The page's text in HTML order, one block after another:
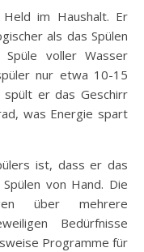
im Haushalt. Er
als das Spülen
voller Wasser
nur etwa 10-15
spült er das Geschirr
was Energie spart
ist, dass er das
von Hand. Die
über mehrere
Bedürfnisse
Programme für